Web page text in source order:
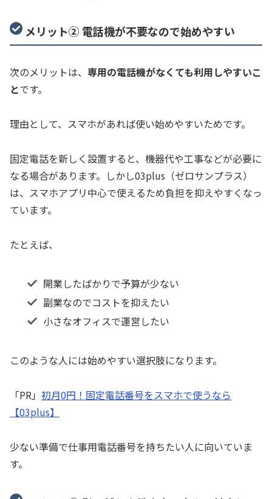
メリット② 電話機が不要なので始めやすい
次のメリットは、 専用の電話機がなくても利用しやすいこ
とです。
理由として、スマホがあれば使い始めやすいためです。
固定電話を新しく設置すると、機器代や工事などが必要に
なる場合があります。しかし03plus（ゼロサンプラス）
は、スマホアプリ中心で使えるため負担を抑えやすくなっ
ています。
たとえば、
開業したばかりで予算が少ない
副業なのでコストを抑えたい
小さなオフィスで運営したい
このような人には始めやすい選択肢になります。
「PR」 初月0円！固定電話番号をスマホで使うなら
【03plus】
少ない準備で仕事用電話番号を持ちたい人に向いていま
す。